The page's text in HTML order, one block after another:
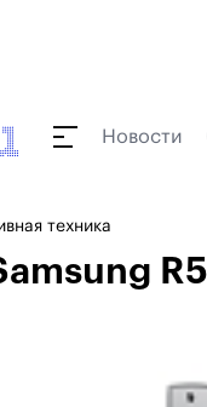
Новости
техника